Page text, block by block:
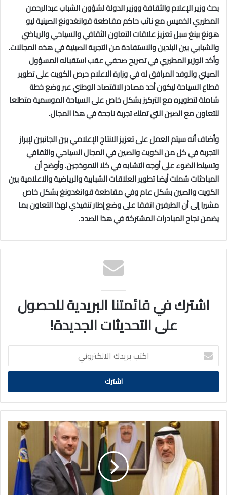
بحث وزير الإعلام والثقافة ووزير الدولة لشؤون الشباب عبدالرحمن
المطيري الخميس مع نائب حاكم مقاطعة قوانغدونغ الصينية ليو
هونغ بينغ سبل تعزيز علاقات التعاون الثقافي والسياحي والرياضي
والشبابي بين البلدين والاستفادة من التجربة الصينية في هذه المجالات.
وأكد الوزير المطيري في تصريح صحفي عقب استقباله المسؤول
الصيني والوفد المرافق له في وزارة الاعلام حرص الكويت على تطوير
قطاع السياحة ليكون أحد مصادر الاقتصاد الوطني عبر وضع خطة
شاملة لتطويره مع التركيز بشكل خاص على السياحة الموسمية متطلعا
للتعاون مع الصين التي تملك تجربة ناجحة في هذا المجال.
وأضاف أنه سيتم العمل على تعزيز الانتاج الإعلامي بين الجانبين لإبراز
التجربة في كل من الكويت والصين في المجال السياحي والثقافي
وتسيلط الضوء على أوجه التشابه في كلا النموذجين.وأوضح أن
المباحثات شملت أيضا تطوير العلاقات الشبابية والرياضية والاعلامية بين
الكويت والصين بشكل عام وفي مقاطعة قوانغدونغ بشكل خاص
مشيرا إلى أن الطرفين اتفقا على وضع إطار تنفيذي لهذا التعاون بما
يضمن نجاح المبادرات المشتركة في هذا الصدد.
اشترك في قائمتنا البريدية للحصول
على التحديثات الجديدة!
اكتب
بريدك
الالكتروني
الفرنسي
بمناسبة
زيارته